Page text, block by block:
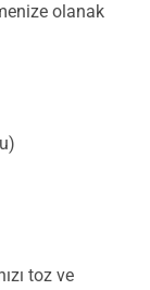
olanak
toz ve